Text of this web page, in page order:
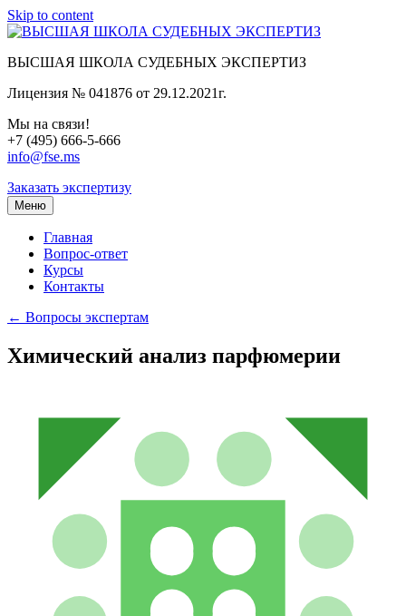
Skip to content
ВЫСШАЯ ШКОЛА СУДЕБНЫХ ЭКСПЕРТИЗ
Лицензия № 041876 от 29.12.2021г.
Мы на связи!
+7 (495) 666-5-666
info@fse.ms
Заказать экспертизу
Меню
Главная
Вопрос-ответ
Курсы
Контакты
← Вопросы экспертам
Химический анализ парфюмерии